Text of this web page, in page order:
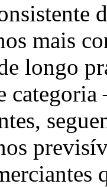
mais
longo
categoria